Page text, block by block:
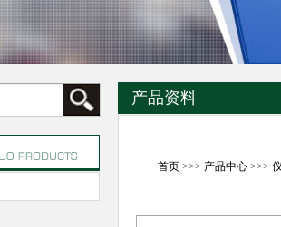
产品资料
首页>>> 产品中心>>>